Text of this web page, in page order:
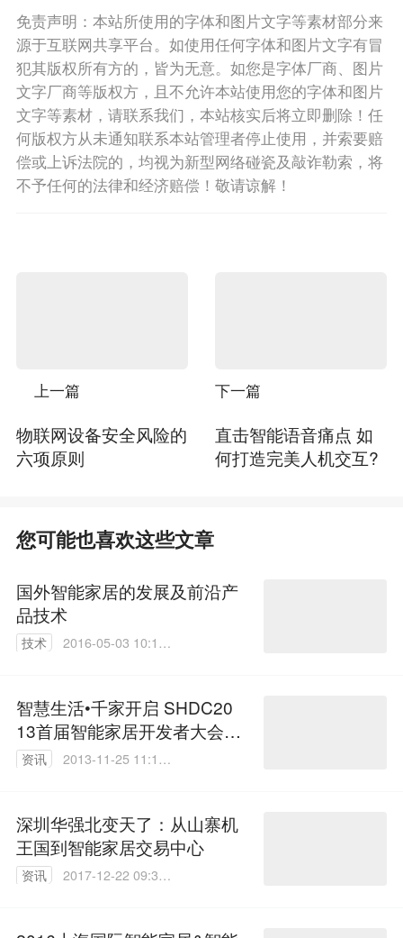
免责声明：本站所使用的字体和图片文字等素材部分来
源于互联网共享平台。如使用任何字体和图片文字有冒
犯其版权所有方的，皆为无意。如您是字体厂商、图片
文字厂商等版权方，且不允许本站使用您的字体和图片
文字等素材，请联系我们，本站核实后将立即删除！任
何版权方从未通知联系本站管理者停止使用，并索要赔
偿或上诉法院的，均视为新型网络碰瓷及敲诈勒索，将
不予任何的法律和经济赔偿！敬请谅解！
上一篇
物联网设备安全风险的
六项原则
下一篇
直击智能语音痛点 如
何打造完美人机交互?
您可能也喜欢这些文章
国外智能家居的发展及前沿产
品技术
技术
2016-05-03 10:17:
智慧生活•千家开启 SHDC20
13首届智能家居开发者大会盛
大召开
资讯
2013-11-25 11:13:
深圳华强北变天了：从山寨机
王国到智能家居交易中心
资讯
2017-12-22 09:33: